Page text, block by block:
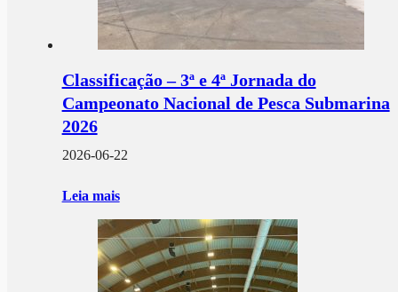
Classificação – 3ª e 4ª Jornada do
Campeonato Nacional de Pesca Submarina
2026
2026-06-22
Leia mais